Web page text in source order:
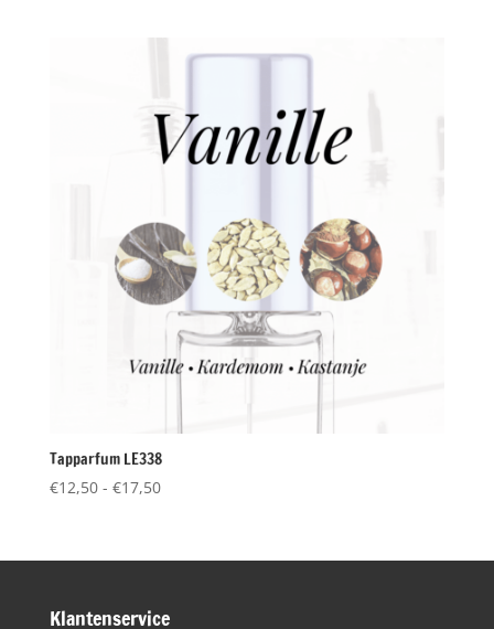
€17,50
Tapparfum LE338
€12,50 - €17,50Prijsklasse:
€17,50
Klantenservice